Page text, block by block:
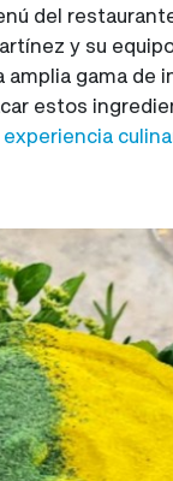
del
y su
gama de
estos
experiencia